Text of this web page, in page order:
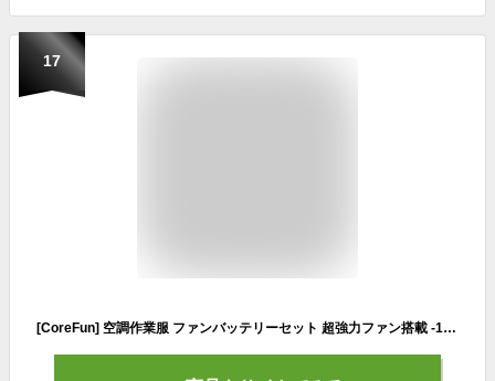
17
[CoreFun] 空調作業服 ファンバッテリーセット 超強力ファン搭載 -15℃冷却 3D循環送風 3段階風量 大容量バッテリー UVカット 撥水 ファン付きベスト 作業用 男女兼用 熱中症対策 工事現場 アウトドア (JP, アルファベット, L, カモフラージュ柄)